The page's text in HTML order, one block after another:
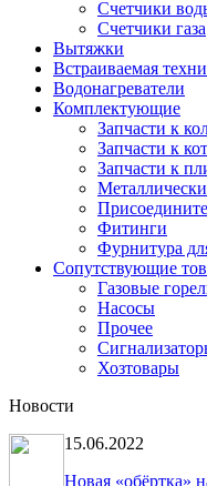
Счетчики
Счетчики газа
Вытяжки
Встраиваемая
Водонагреватели
Комплектующие
Запчасти к
Запчасти к
Запчасти к
Фитинги
Фурнитура
Сопутствующие
Газовые
Насосы
Прочее
Хозтовары
Новости
15.06.2022
Новая «обёртка»